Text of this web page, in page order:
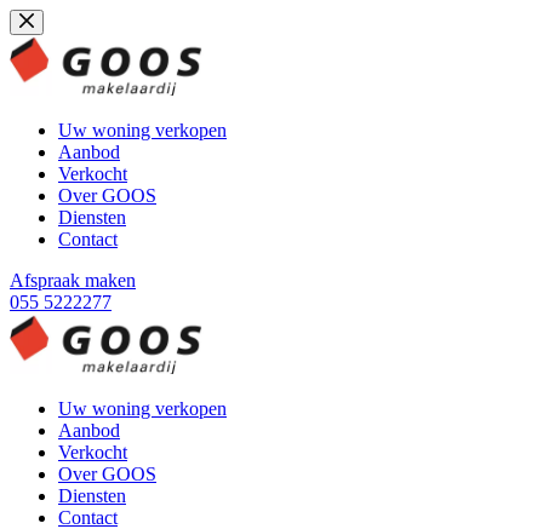
Ga
naar
de
inhoud
Uw woning verkopen
Aanbod
Verkocht
Over GOOS
Diensten
Contact
Afspraak maken
055 5222277
Uw woning verkopen
Aanbod
Verkocht
Over GOOS
Diensten
Contact